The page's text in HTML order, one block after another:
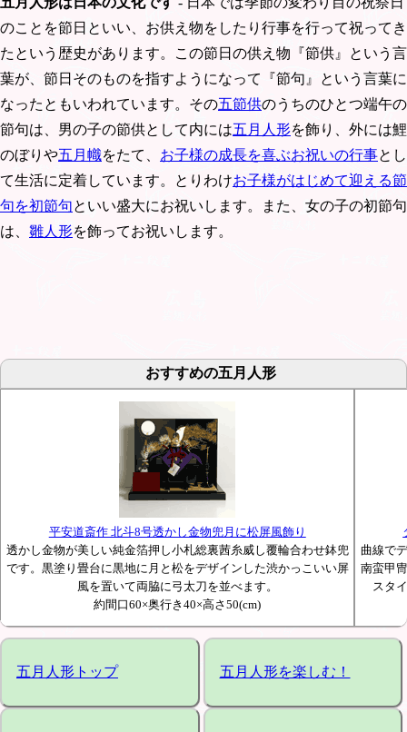
のことを節日といい、お供え物をしたり行事を行って祝ってき
たという歴史があります。この節日の供え物『節供』という言
葉が、節日そのものを指すようになって『節句』という言葉に
なったともいわれています。その五節供のうちのひとつ端午の
節句は、男の子の節供として内には五月人形を飾り、外には鯉
のぼりや五月幟をたて、 お子様の成長を喜ぶお祝いの行事とし
て生活に定着しています。とりわけお子様がはじめて迎える節
句を初節句といい盛大にお祝いします。また、女の子の初節句
は、 雛人形を飾ってお祝いします。
おすすめの五月人形
平安道斎作 北斗8号透かし金物兜月に松屏風飾り
透かし金物が美しい純金箔押し小札総裏茜糸威し覆輪合わせ鉢兜
です。黒塗り畳台に黒地に月と松をデザインした渋かっこいい屏
風を置いて両脇に弓太刀を並べます。
約間口60×奥行き40×高さ50(cm)
曲線で
南蛮甲
スタ
五月人形トップ 五月人形を楽しむ！